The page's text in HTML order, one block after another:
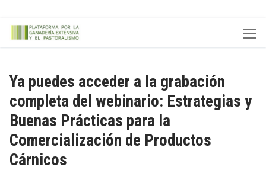
Ya puedes acceder a la grabación
completa del webinario: Estrategias y
Buenas Prácticas para la
Comercialización de Productos
Cárnicos